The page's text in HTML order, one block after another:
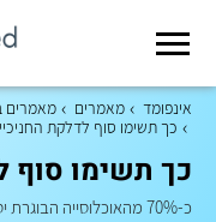
אינפומד מאמרים
מאמרים
כך תשימו סוף לדלקת
כך תשימו סוף
כ-70% מהאוכלוסייה